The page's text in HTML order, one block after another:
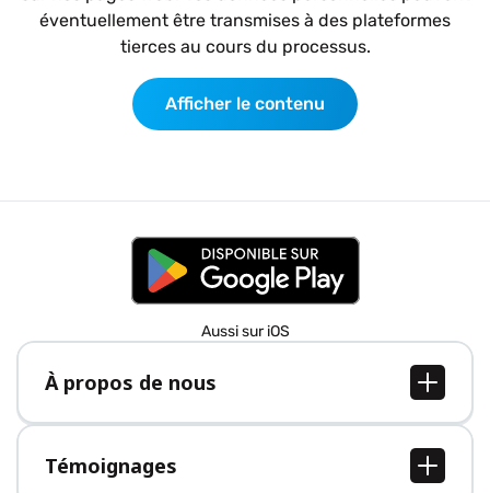
éventuellement être transmises à des plateformes
tierces au cours du processus.
Afficher le contenu
Aussi sur iOS
À propos de nous
À propos de nous
Postes
Presse
Témoignages